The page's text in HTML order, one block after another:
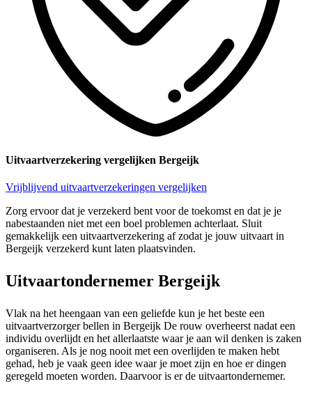
Uitvaartverzekering vergelijken Bergeijk
Vrijblijvend uitvaartverzekeringen vergelijken
Zorg ervoor dat je verzekerd bent voor de toekomst en dat je je
nabestaanden niet met een boel problemen achterlaat. Sluit
gemakkelijk een uitvaartverzekering af zodat je jouw uitvaart in
Bergeijk verzekerd kunt laten plaatsvinden.
Uitvaartondernemer Bergeijk
Vlak na het heengaan van een geliefde kun je het beste een
uitvaartverzorger bellen in Bergeijk De rouw overheerst nadat een
individu overlijdt en het allerlaatste waar je aan wil denken is zaken
organiseren. Als je nog nooit met een overlijden te maken hebt
gehad, heb je vaak geen idee waar je moet zijn en hoe er dingen
geregeld moeten worden. Daarvoor is er de uitvaartondernemer.